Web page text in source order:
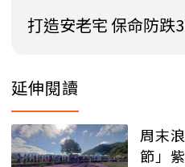
打造安老宅 保命防跌
延伸閱讀
周末
節」